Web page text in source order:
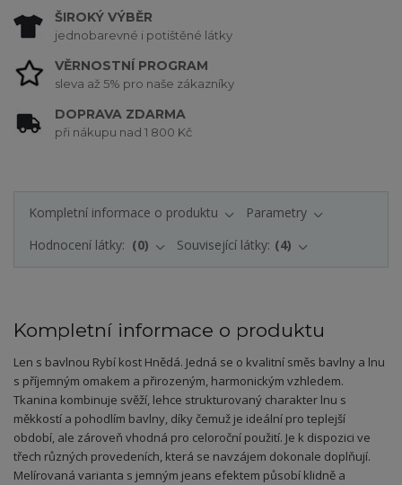
ŠIROKÝ VÝBĚR
jednobarevné i potištěné látky
VĚRNOSTNÍ PROGRAM
sleva až 5% pro naše zákazníky
DOPRAVA ZDARMA
při nákupu nad 1 800 Kč
Kompletní informace o produktu
Parametry
Hodnocení látky:
0 Související látky: 4
Kompletní informace o produktu
Len s bavlnou Rybí kost Hnědá. Jedná se o kvalitní směs bavlny a lnu
s příjemným omakem a přirozeným, harmonickým vzhledem.
Tkanina kombinuje svěží, lehce strukturovaný charakter lnu s
měkkostí a pohodlím bavlny, díky čemuž je ideální pro teplejší
období, ale zároveň vhodná pro celoroční použití. Je k dispozici ve
třech různých provedeních, která se navzájem dokonale doplňují.
Melírovaná varianta s jemným jeans efektem působí klidně a